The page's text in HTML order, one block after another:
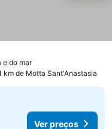
e do mar
km de Motta Sant'Anastasia
Ver preços